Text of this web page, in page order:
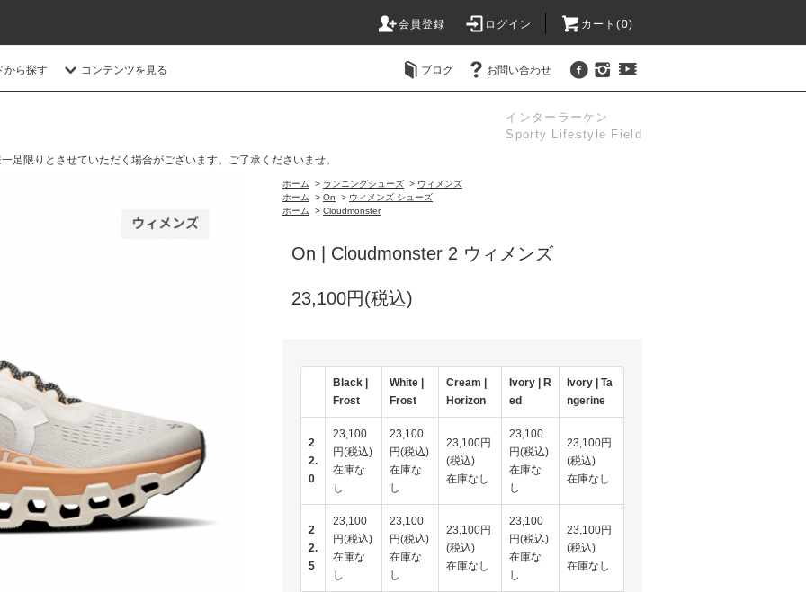
会員登録 ログイン カート(0)
から探す コンテンツを見る ブログ お問い合わせ
インターラーケン
Sporty Lifestyle Field
限りとさせていただく場合がございます。ご了承くださいませ。
ホーム > ランニングシューズ > ウィメンズ
ホーム
> On > ウィメンズ シューズ
ホーム
> Cloudmonster
On | Cloudmonster 2 ウィメンズ
23,100円(税込)
Black |
Frost
White |
Frost
Cream |
Horizon
Ivory | R
ed
Ivory | Ta
ngerine
2
2.
0
23,100
円(税込)
在庫な
し
23,100
円(税込)
在庫な
し
23,100円
(税込)
在庫なし
23,100
円(税込)
在庫な
し
23,100円
(税込)
在庫なし
2
2.
5
23,100
円(税込)
在庫な
し
23,100
円(税込)
在庫な
し
23,100円
(税込)
在庫なし
23,100
円(税込)
在庫な
し
23,100円
(税込)
在庫なし